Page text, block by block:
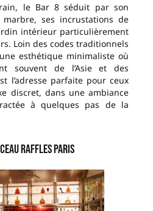
le Bar 8 séduit par son
ses incrustations de
intérieur particulièrement
Loin des codes traditionnels
esthétique minimaliste où
souvent de l’Asie et des
l’adresse parfaite pour ceux
discret, dans une ambiance
à quelques pas de la
Raffles Paris